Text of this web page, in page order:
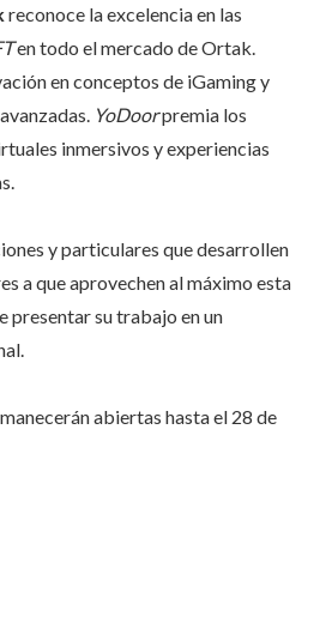
reconoce la excelencia en las
en todo el mercado de Ortak.
en conceptos de iGaming y
YoDoorpremia los
inmersivos y experiencias
y particulares que desarrollen
a que aprovechen al máximo esta
presentar su trabajo en un
abiertas hasta el 28 de